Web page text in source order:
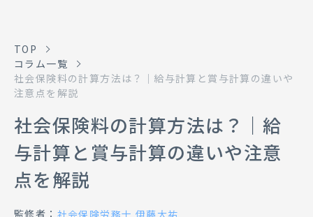
TOP
コラム一覧
社会保険料の計算方法は？｜給与計算と賞与計算の違いや
注意点を解説
社会保険料の計算方法は？｜給
与計算と賞与計算の違いや注意
点を解説
監修者： 社会保険労務士 伊藤大祐